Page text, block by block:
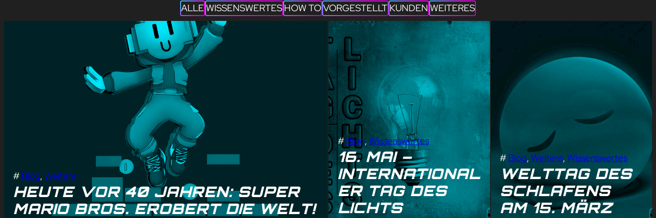
ALLE WISSENSWERTES HOW TOVORGESTELLT KUNDEN WEITERES
# Blog, Weitere
HEUTE VOR 40 JAHREN: SUPER
MARIO BROS. EROBERT DIE WELT!
#Blog, Wissenswertes
16. MAI –
INTERNATIONAL
ER TAG DES
LICHTS
# Blog, Weitere, Wissenswertes
WELTTAG DES
SCHLAFENS
AM 15. MÄRZ